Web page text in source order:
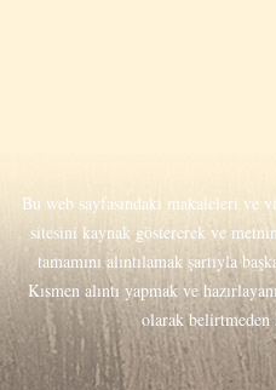
Bu web sayfasındaki makaleleri ve
sitesini kaynak göstererek ve
tamamını alıntılamak şartıyla
Kısmen alıntı yapmak ve
olarak belirtmeden